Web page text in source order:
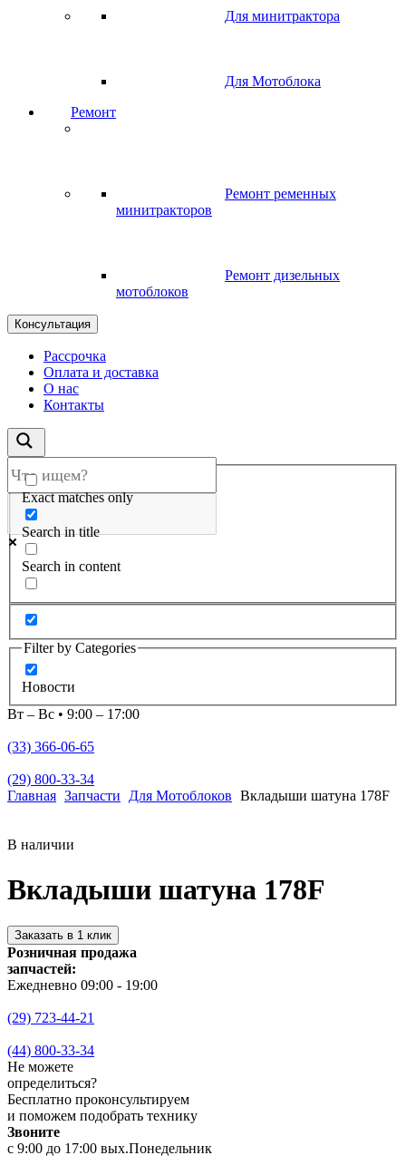
Для минитрактора
Для Мотоблока
Ремонт
Ремонт ременных
минитракторов
Ремонт дизельных
мотоблоков
Консультация
Рассрочка
Оплата и доставка
О нас
Контакты
Exact matches only
Search in title
Search in content
Filter by Categories
Новости
Вт – Вс • 9:00 – 17:00
(33) 366-06-65
(29) 800-33-34
Главная Запчасти Для Мотоблоков Вкладыши шатуна 178F
В наличии
Вкладыши шатуна 178F
Заказать в 1 клик
Розничная продажа
запчастей:
Ежедневно 09:00 - 19:00
(29) 723-44-21
(44) 800-33-34
Не можете
определиться?
Бесплатно проконсультируем
и поможем подобрать технику
Звоните
с 9:00 до 17:00 вых.Понедельник